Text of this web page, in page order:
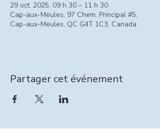
29 oct. 2025, 09 h 30 – 11 h 30
Cap-aux-Meules, 97 Chem. Principal #5,
Cap-aux-Meules, QC G4T 1C3, Canada
Partager cet événement